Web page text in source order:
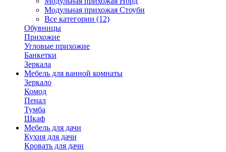
Модульная прихожая Стоуби
Все категории (12)
Обувницы
Прихожие
Угловые прихожие
Банкетки
Зеркала
Мебель для ванной комнаты
Зеркало
Комод
Пенал
Тумба
Шкаф
Мебель для дачи
Кухня для дачи
Кровать для дачи